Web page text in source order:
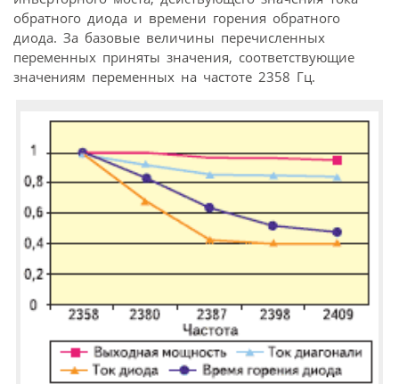
обратного диода и времени горения обратного
диода. За базовые величины перечисленных
переменных приняты значения, соответствующие
значениям переменных на частоте 2358 Гц.